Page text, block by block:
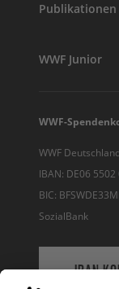
Publikationen
WWF Junior
WWF-
WWF Deutschland
IBAN: DE06
BIC:
SozialBank
IBAN